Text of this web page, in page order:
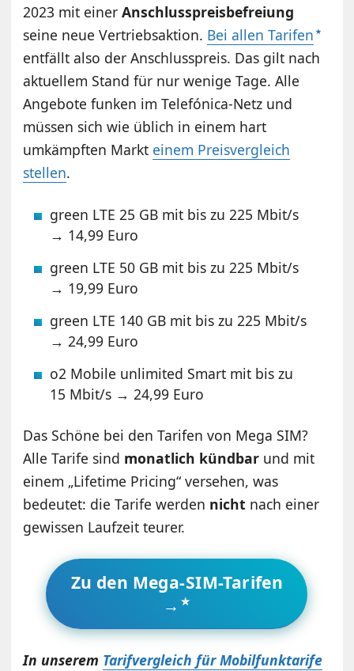
2023 mit einerAnschlusspreisbefreiung
seine neue Vertriebsaktion. Bei allen Tarifen
entfällt also der Anschlusspreis. Das gilt nach
aktuellem Stand für nur wenige Tage. Alle
Angebote funken im Telefónica-Netz und
müssen sich wie üblich in einem hart
umkämpften Markt einem Preisvergleich
stellen.
green LTE 25 GB mit bis zu 225 Mbit/s
→ 14,99 Euro
green LTE 50 GB mit bis zu 225 Mbit/s
→ 19,99 Euro
green LTE 140 GB mit bis zu 225 Mbit/s
→ 24,99 Euro
o2 Mobile unlimited Smart mit bis zu
15 Mbit/s → 24,99 Euro
Das Schöne bei den Tarifen von Mega SIM?
Alle Tarife sind monatlich kündbar und mit
einem „Lifetime Pricing“ versehen, was
bedeutet: die Tarife werden nicht nach einer
gewissen Laufzeit teurer.
Zu den Mega-SIM-Tarifen
→
In unserem Tarifvergleich für Mobilfunktarife